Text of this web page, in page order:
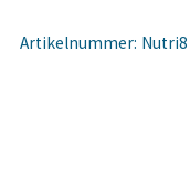
Artikelnummer: Nutri8